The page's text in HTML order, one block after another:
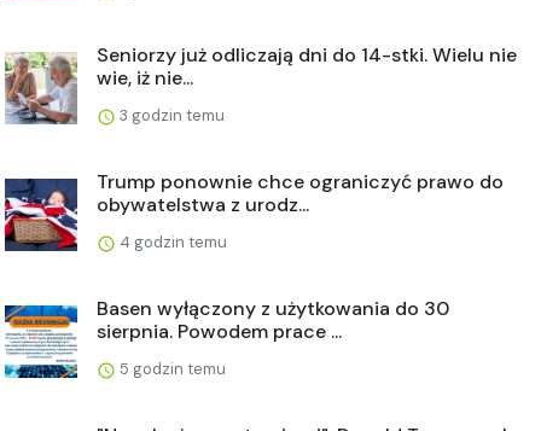
Seniorzy już odliczają dni do 14-stki. Wielu nie
wie, iż nie...
3 godzin temu
Trump ponownie chce ograniczyć prawo do
obywatelstwa z urodz...
4 godzin temu
Basen wyłączony z użytkowania do 30
sierpnia. Powodem prace ...
5 godzin temu